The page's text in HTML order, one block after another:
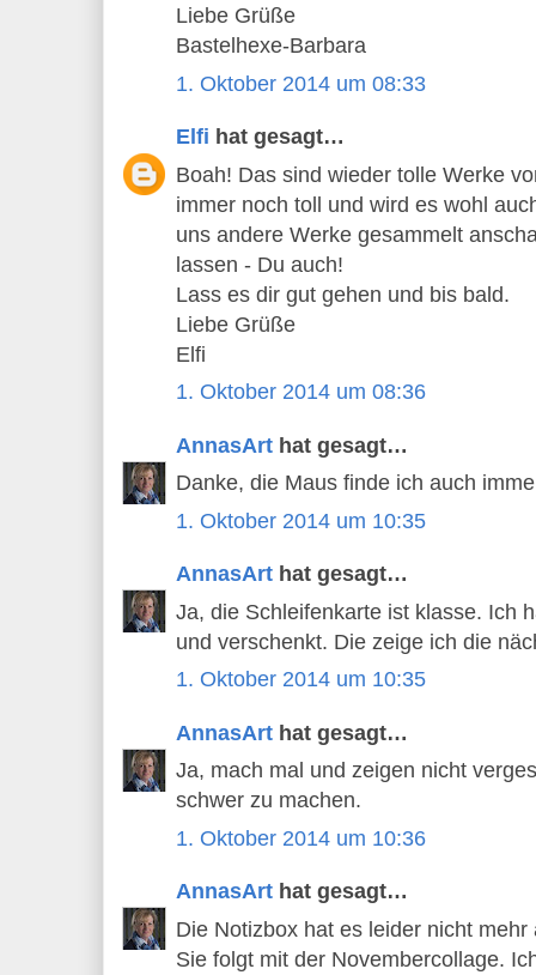
Liebe Grüße
Bastelhexe-Barbara
1. Oktober 2014 um 08:33
Elfi hat gesagt…
Boah! Das sind wieder tolle Werke
immer noch toll und wird es wohl
uns andere Werke gesammelt
lassen - Du auch!
Lass es dir gut gehen und bis bald.
Liebe Grüße
Elfi
1. Oktober 2014 um 08:36
AnnasArt hat gesagt…
Danke, die Maus finde ich auch
1. Oktober 2014 um 10:35
AnnasArt hat gesagt…
Ja, die Schleifenkarte ist klasse. Ich
und verschenkt. Die zeige ich die
1. Oktober 2014 um 10:35
AnnasArt hat gesagt…
Ja, mach mal und zeigen nicht
schwer zu machen.
1. Oktober 2014 um 10:36
AnnasArt hat gesagt…
Die Notizbox hat es leider nicht
Sie folgt mit der Novembercollage.